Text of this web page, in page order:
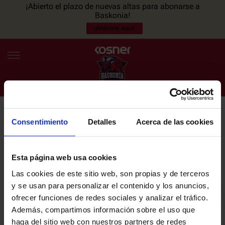
Consentimiento Detalles Acerca de las cookies
Esta página web usa cookies
Las cookies de este sitio web, son propias y de terceros
y se usan para personalizar el contenido y los anuncios,
ofrecer funciones de redes sociales y analizar el tráfico.
Además, compartimos información sobre el uso que
haga del sitio web con nuestros partners de redes
¡Abierto el plazo de nuevas altas para abonarse a
Baskonia!
¡Abónate aquí!
ES EU
NOTICIAS
PLANTILLA
ENTRADAS
NEWSLETTER
últimas noticias y promociones del club.
Email
He leído y acepto laPolítica de privacidaddel SASKI BASKONIA